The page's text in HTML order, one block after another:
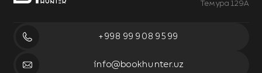
Темура 129А
+998 99 908 95 99
info@bookhunter.uz